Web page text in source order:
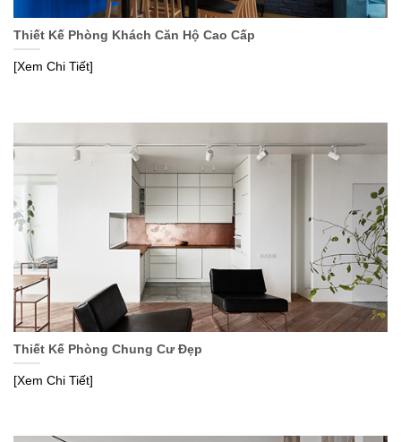
Thiết Kế Phòng Khách Căn Hộ Cao Cấp
[Xem Chi Tiết]
Thiết Kế Phòng Chung Cư Đẹp
[Xem Chi Tiết]